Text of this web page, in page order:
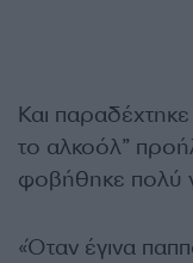
Και
το αλκοόλ”
φοβήθηκε πολύ
«Όταν έγινα